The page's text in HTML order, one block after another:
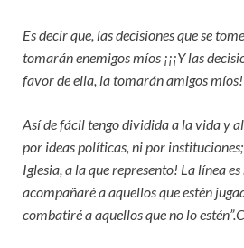
Es decir que, las decisiones que se
tomarán enemigos míos ¡¡¡Y las
favor de ella, la tomarán amigos
Así de fácil tengo dividida a la vida y
por ideas políticas, ni por
Iglesia, a la que represento! La línea
acompañaré a aquellos que estén
combatiré a aquellos que no lo